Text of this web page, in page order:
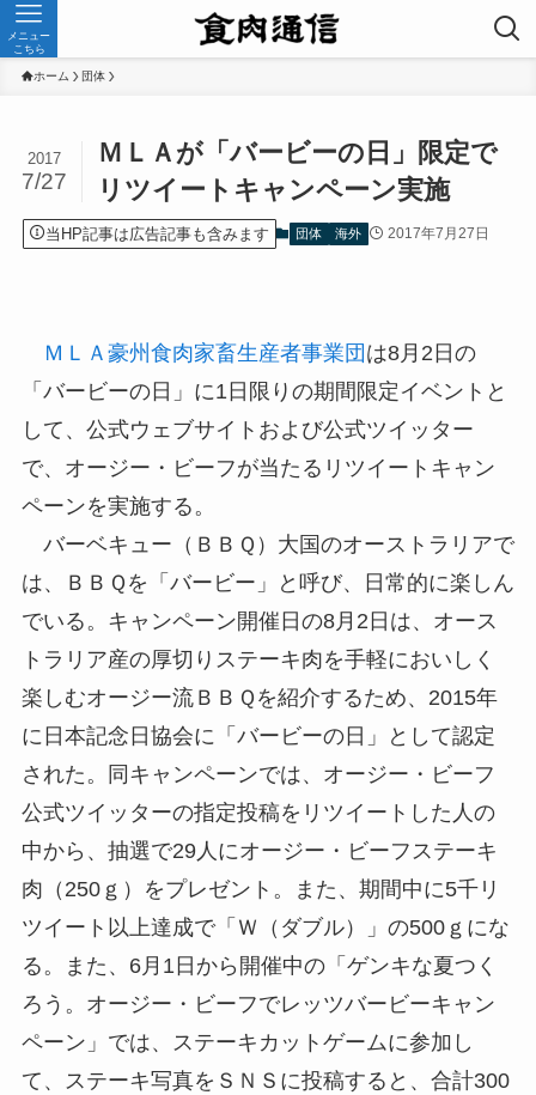
メニュー
こちら
ホーム 団体
ＭＬＡが「バービーの日」限定で
リツイートキャンペーン実施
2017
7/27
当HP記事は広告記事も含みます 団体 海外 2017年7月27日
ＭＬＡ豪州食肉家畜生産者事業団 は8月2日の
「バービーの日」に1日限りの期間限定イベントと
して、公式ウェブサイトおよび公式ツイッター
で、オージー・ビーフが当たるリツイートキャン
ペーンを実施する。
バーベキュー（ＢＢＱ）大国のオーストラリアで
は、ＢＢＱを「バービー」と呼び、日常的に楽しん
でいる。キャンペーン開催日の8月2日は、オース
トラリア産の厚切りステーキ肉を手軽においしく
楽しむオージー流ＢＢＱを紹介するため、2015年
に日本記念日協会に「バービーの日」として認定
された。同キャンペーンでは、オージー・ビーフ
公式ツイッターの指定投稿をリツイートした人の
中から、抽選で29人にオージー・ビーフステーキ
肉（250ｇ）をプレゼント。また、期間中に5千リ
ツイート以上達成で「Ｗ（ダブル）」の500ｇにな
る。また、6月1日から開催中の「ゲンキな夏つく
ろう。オージー・ビーフでレッツバービーキャン
ペーン」では、ステーキカットゲームに参加し
て、ステーキ写真をＳＮＳに投稿すると、合計300